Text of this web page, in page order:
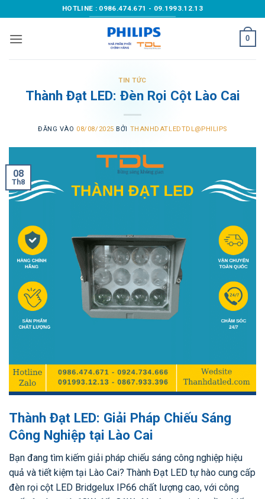
qua
nội
HOTLINE : 0986.474.671 - 09.1993.12.13
0
TIN TỨC
Thành Đạt LED: Đèn Rọi Cột Lào Cai
ĐĂNG VÀO 08/08/2025 BỞI THANHDATLEDTDL@PHILIPS
08
Th8
Thành Đạt LED: Giải Pháp Chiếu Sáng
Công Nghiệp tại Lào Cai
Bạn đang tìm kiếm giải pháp chiếu sáng công nghiệp hiệu
quả và tiết kiệm tại Lào Cai? Thành Đạt LED tự hào cung cấp
đèn rọi cột LED Bridgelux IP66 chất lượng cao, với công